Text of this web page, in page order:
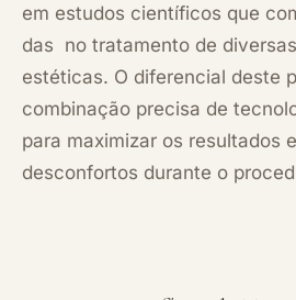
em estudos científicos que
das no tratamento de
estéticas. O diferencial deste
combinação precisa de
para maximizar os resultados
desconfortos durante o